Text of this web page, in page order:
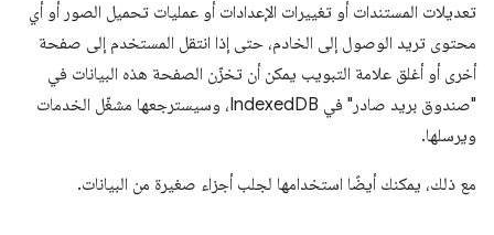
تعديلات المستندات أو تغييرات الإعدادات أو عمليات تحميل الصور أو أي
محتوى تريد الوصول إلى الخادم، حتى إذا انتقل المستخدم إلى صفحة
أخرى أو أغلق علامة التبويب يمكن أن تخزّن الصفحة هذه البيانات في
"صندوق بريد صادر" في IndexedDB، وسيسترجعها مشغّل الخدمات
ويرسلها.
مع ذلك، يمكنك أيضًا استخدامها لجلب أجزاء صغيرة من البيانات.